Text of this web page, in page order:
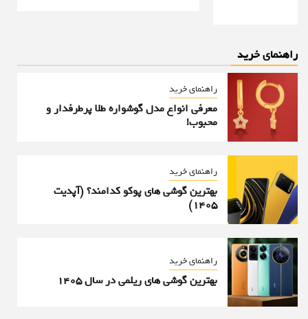
راهنمای خرید
راهنمای خرید
معرفی انواع مدل گوشواره طلا پرطرفدار و
محبوب!
راهنمای خرید
بهترین گوشی های پوکو کدامند؟ (آپدیت
۱۴۰۵)
راهنمای خرید
بهترین گوشی های ریلمی در سال 1405